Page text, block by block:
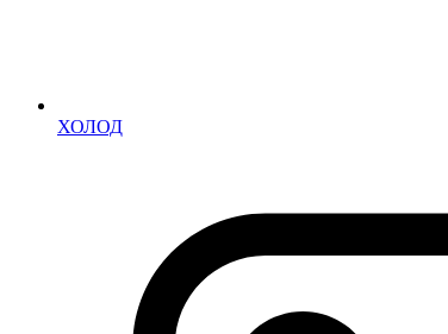
ХОЛОД